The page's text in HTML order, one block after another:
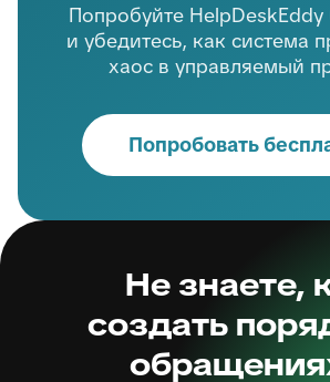
Попробуйте HelpDeskEddy
и убедитесь, как система
хаос в управляемый
Попробовать
Не знаете,
создать